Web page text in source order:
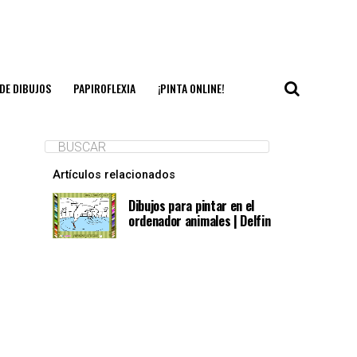
DIBUJOS PAPIROFLEXIA ¡PINTA ONLINE!
Artículos relacionados
Dibujos para pintar en el
ordenador animales | Delfin